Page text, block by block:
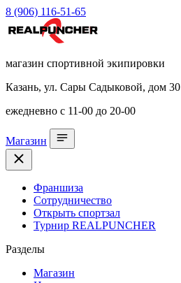
8 (906) 116-51-65
магазин спортивной экипировки
Казань, ул. Сары Садыковой, дом 30
ежедневно с 11-00 до 20-00
Магазин
Франшиза
Сотрудничество
Открыть спортзал
Турнир REALPUNCHER
Разделы
Магазин